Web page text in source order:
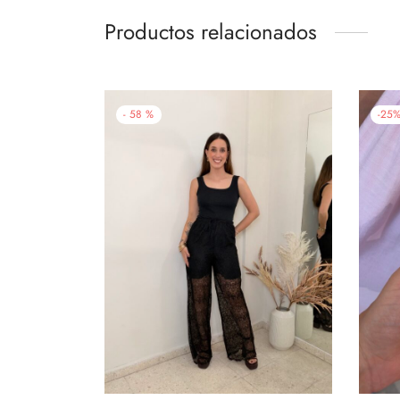
Productos relacionados
- 58 % -25